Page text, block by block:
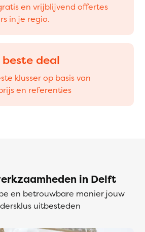
en vrijblijvend offertes
in je regio.
beste deal
klusser op basis van
en referenties
in Delft
en betrouwbare manier jouw
uitbesteden